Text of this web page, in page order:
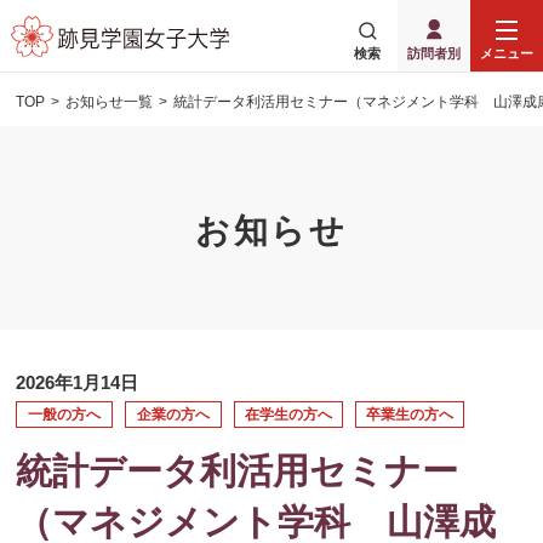
検索 訪問者別 メニュー
TOP お知らせ一覧 統計データ利活用セミナー（マネジメント学科 山澤成
お知らせ
2026年1月14日
一般の方へ 企業の方へ 在学生の方へ 卒業生の方へ
統計データ利活用セミナー
（マネジメント学科 山澤成